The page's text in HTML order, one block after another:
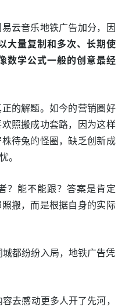
云音乐地铁广告加分，因
大量复制和多次、长期使
数学公式一般的创意最经
的解题。如今的营销圈好
照搬成功套路，因为这样
待兔的怪圈，缺乏创新成
。
？能不能跟？答案是肯定
搬，而是根据自身的实际
去感动更多人开了先河，